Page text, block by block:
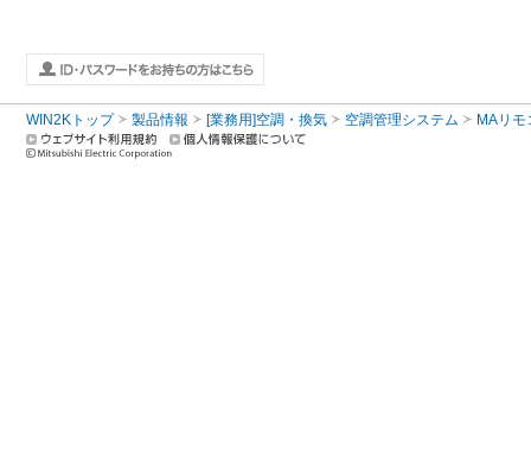
WIN2Kトップ 製品情報 [業務用]空調・換気 空調管理システム MAリモ